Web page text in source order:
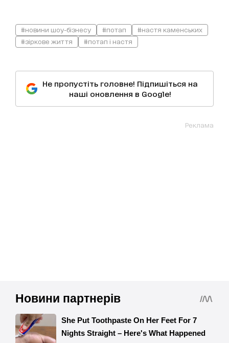
#новини шоу-бізнесу #потап
#настя каменських
#зіркове життя
#потап і настя
Не пропустіть головне! Підпишіться на
наші оновлення в Google!
Реклама